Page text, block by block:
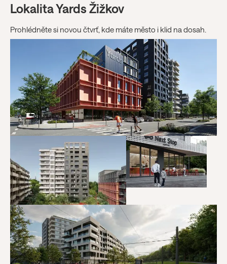
Lokalita Yards Žižkov
Prohlédněte si novou čtvrť, kde máte město i klid na dosah.